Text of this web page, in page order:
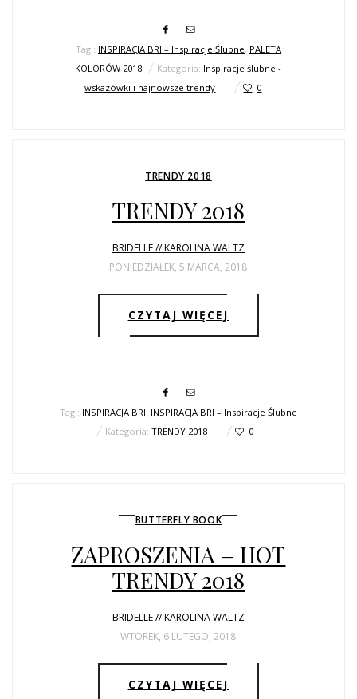
Tagi: INSPIRACJA BRI – Inspiracje Ślubne, PALETA
KOLORÓW 2018
Kategoria: Inspiracje ślubne -
wskazówki i najnowsze trendy
0
TRENDY 2018
TRENDY 2018
BRIDELLE // KAROLINA WALTZ
PONIEDZIAŁEK, 5 MARCA, 2018
CZYTAJ WIĘCEJ
Tagi: INSPIRACJA BRI, INSPIRACJA BRI – Inspiracje Ślubne
Kategoria:TRENDY 2018 0
BUTTERFLY BOOK
ZAPROSZENIA – HOT
TRENDY 2018
BRIDELLE // KAROLINA WALTZ
WTOREK, 6 LUTEGO, 2018
CZYTAJ WIĘCEJ